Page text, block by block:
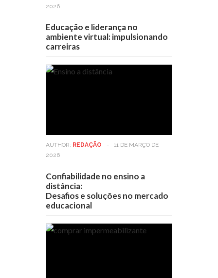
2026
Educação e liderança no
ambiente virtual: impulsionando
carreiras
AUTHOR: REDAÇÃO -
11 DE MARÇO DE
2026
Confiabilidade no ensino a
distância:
Desafios e soluções no mercado
educacional